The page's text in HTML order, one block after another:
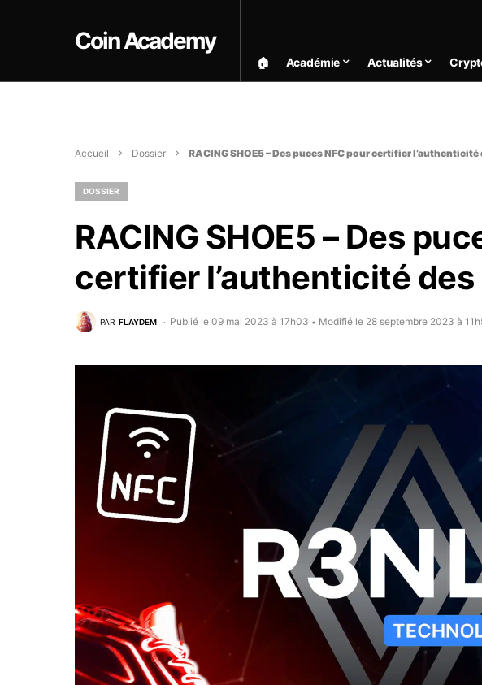
Coin Academy
🏠︎ Académie Actualités
Accueil Dossier RACING SHOE5 – Des puces NFC pour certifier
DOSSIER
RACING SHOE5 – Des
certifier l’authenticité des
PAR FLAYDEM Publié le 09 mai 2023 à 17h03 • Modifié le 28 septembre 2023 à